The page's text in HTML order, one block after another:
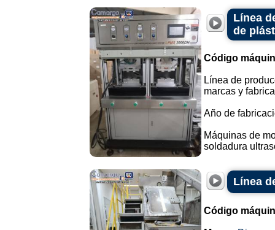
Línea
de
Código
Línea de
marcas y
Año de
Máquinas de
soldadura
Línea
Código